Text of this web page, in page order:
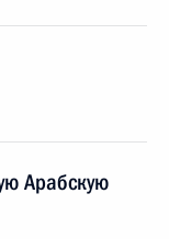
Арабскую